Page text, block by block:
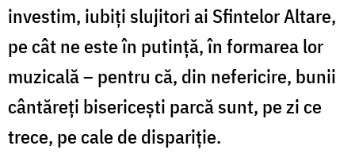
investim, iubiți slujitori ai Sfintelor Altare,
pe cât ne este în putință, în formarea lor
muzicală – pentru că, din nefericire, bunii
cântăreți bisericești parcă sunt, pe zi ce
trece, pe cale de dispariție.